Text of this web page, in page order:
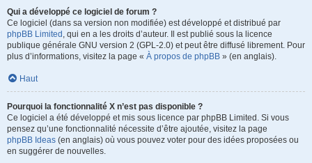
Qui a développé ce logiciel de forum ?
Ce logiciel (dans sa version non modifiée) est développé et distribué par
phpBB Limited , qui en a les droits d’auteur. Il est publié sous la licence
publique générale GNU version 2 (GPL-2.0) et peut être diffusé librement. Pour
plus d’informations, visitez la page « À propos de phpBB » (en anglais).
Haut
Pourquoi la fonctionnalité X n’est pas disponible ?
Ce logiciel a été développé et mis sous licence par phpBB Limited. Si vous
pensez qu’une fonctionnalité nécessite d’être ajoutée, visitez la page
phpBB Ideas (en anglais) où vous pouvez voter pour des idées proposées ou
en suggérer de nouvelles.